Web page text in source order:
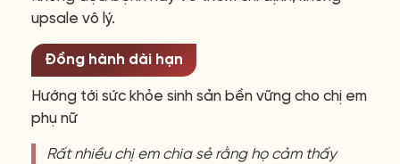
upsale vô lý.
Đồng hành dài hạn
Hướng tới sức khỏe sinh sản bền vững cho chị em
phụ nữ
Rất nhiều chị em chia sẻ rằng họ cảm thấy